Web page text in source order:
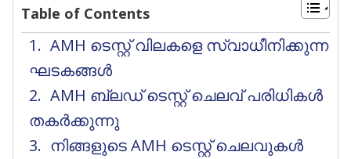
Table of Contents
AMH ടെസ്റ്റ് വിലകളെ സ്വാധീനിക്കുന്ന
ഘടകങ്ങൾ
AMH ബ്ലഡ് ടെസ്റ്റ് ചെലവ് പരിധികൾ
തകർക്കുന്നു
നിങ്ങളുടെ AMH ടെസ്റ്റ് ചെലവുകൾ